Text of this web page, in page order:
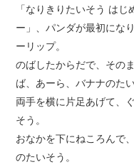
「なりきりたいそう は
ー」、パンダが最初にな
ーリップ。
のばしたからだで、その
ば、あーら、バナナのたい
両手を横に片足あげて、
そう。
おなかを下にねころんで
のたいそう。